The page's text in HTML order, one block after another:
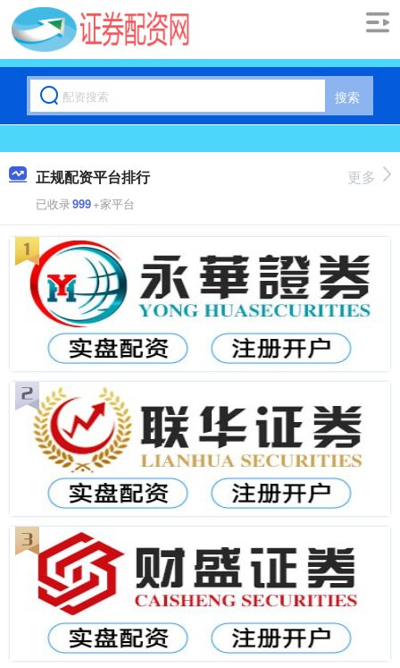
搜索
正规配资平台排行
已收录999+家平台
更多